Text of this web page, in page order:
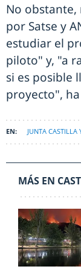
No
por Satse y
estudiar el
piloto" y, "a
si es posible
proyecto",
JUNTA CASTILLA
MÁS EN